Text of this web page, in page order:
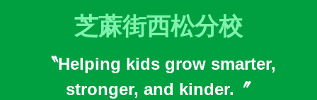
芝蔴街西松分校
〝Helping kids grow smarter,
stronger, and kinder.〞